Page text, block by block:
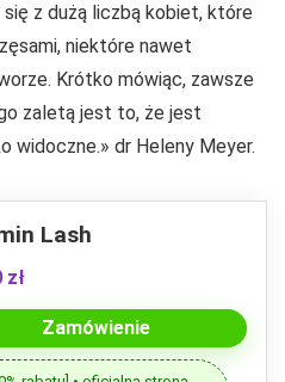
z dużą liczbą kobiet, które
niektóre nawet
Krótko mówiąc, zawsze
zaletą jest to, że jest
widoczne.» dr Heleny Meyer.
Lash
zł
Zamówienie